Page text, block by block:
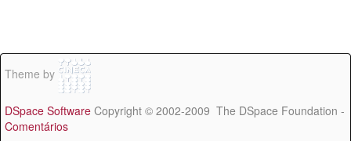
Theme by
DSpace Software Copyright © 2002-2009 The DSpace Foundation -
Comentários